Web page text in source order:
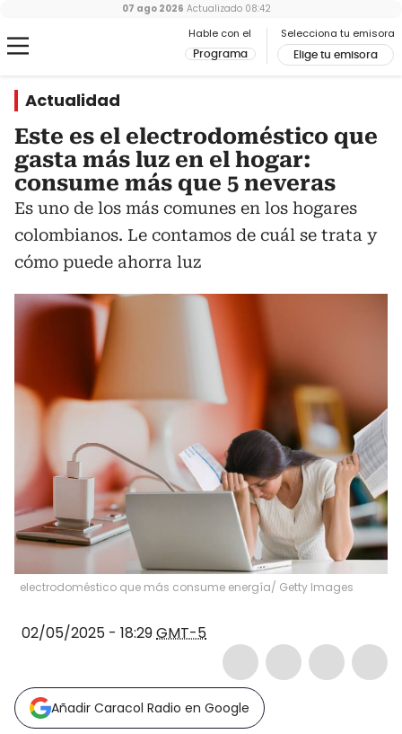
Hable con el
Programa
Selecciona tu emisora
Elige tu emisora
07 ago 2026 Actualizado 08:42
Actualidad
Este es el electrodoméstico que
gasta más luz en el hogar:
consume más que 5 neveras
Es uno de los más comunes en los hogares
colombianos. Le contamos de cuál se trata y
cómo puede ahorra luz
electrodoméstico que más consume energía/ Getty Images
02/05/2025 - 18:29GMT-5
Añadir Caracol Radio en Google